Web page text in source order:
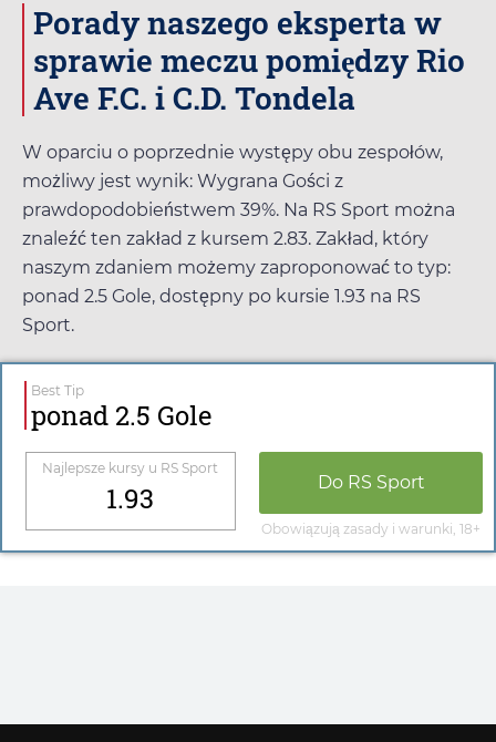
Porady naszego eksperta w
sprawie meczu pomiędzy Rio
Ave F.C. i C.D. Tondela
W oparciu o poprzednie występy obu zespołów,
możliwy jest wynik: Wygrana Gości z
prawdopodobieństwem 39%. Na RS Sport można
znaleźć ten zakład z kursem 2.83. Zakład, który
naszym zdaniem możemy zaproponować to typ:
ponad 2.5 Gole, dostępny po kursie 1.93 na RS
Sport.
Best Tip
ponad 2.5 Gole
Najlepsze kursy u RS Sport
1.93 Do RS Sport
Obowiązują zasady i warunki, 18+